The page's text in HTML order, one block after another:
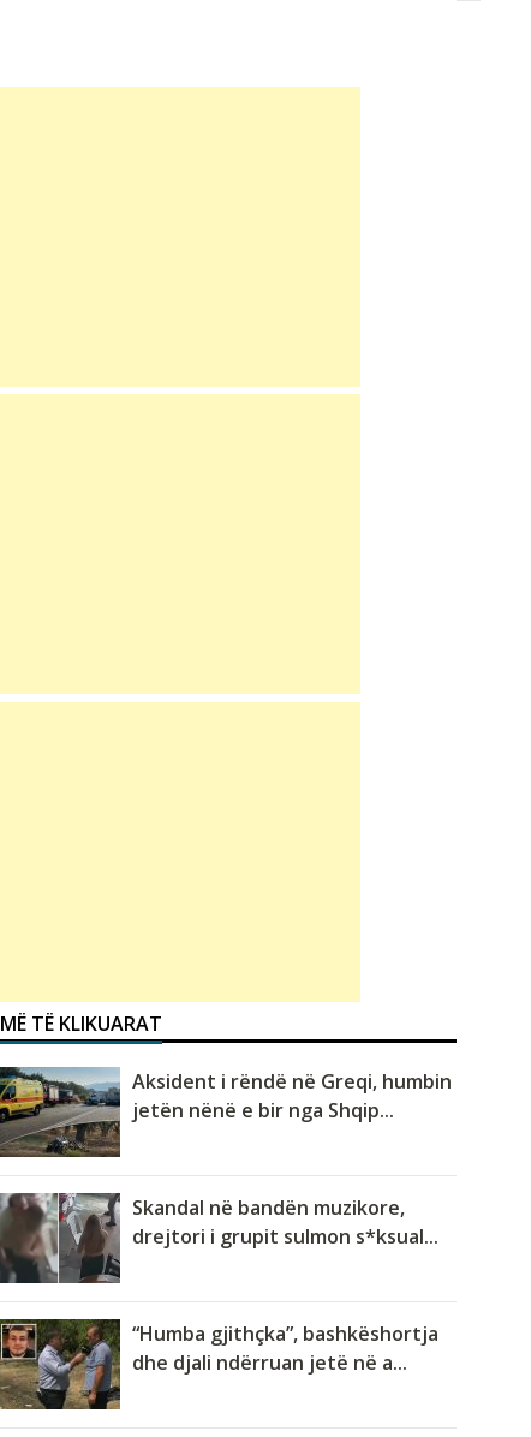
MË TË KLIKUARAT
Aksident i rëndë në Greqi, humbin
jetën nënë e bir nga Shqip...
Skandal në bandën muzikore,
drejtori i grupit sulmon s*ksual...
“Humba gjithçka”, bashkëshortja
dhe djali ndërruan jetë në a...